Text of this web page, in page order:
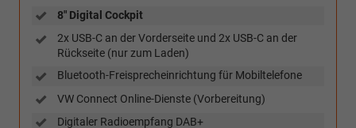
8" Digital Cockpit
2x USB-C an der Vorderseite und 2x USB-C an der
Rückseite (nur zum Laden)
Bluetooth-Freisprecheinrichtung für Mobiltelefone
VW Connect Online-Dienste (Vorbereitung)
Digitaler Radioempfang DAB+